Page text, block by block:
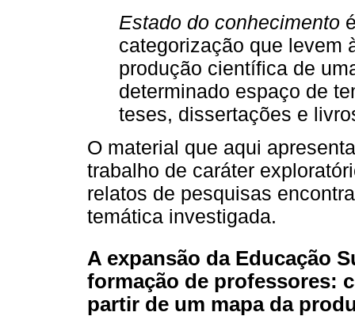
Estado do conhecimento
categorização que levem
produção científica de
determinado espaço de
teses, dissertações e
O material que aqui
trabalho de caráter
relatos de pesquisas
temática investigada.
A expansão da Educação
formação de professores:
partir de um mapa da